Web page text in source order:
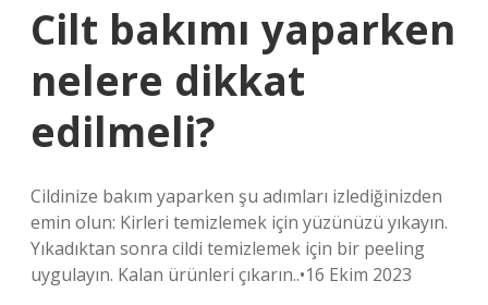
Cilt bakımı yaparken
nelere dikkat
edilmeli?
Cildinize bakım yaparken şu adımları izlediğinizden
emin olun: Kirleri temizlemek için yüzünüzü yıkayın.
Yıkadıktan sonra cildi temizlemek için bir peeling
uygulayın. Kalan ürünleri çıkarın..•16 Ekim 2023